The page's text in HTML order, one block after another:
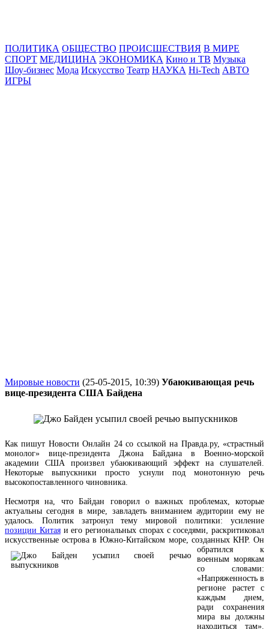
ПОЛИТИКА ОБЩЕСТВО ПРОИСШЕСТВИЯ В МИРЕ
СПОРТ МЕДИЦИНА ЭКОНОМИКА Кино и ТВ Музыка
Шоу-бизнес Мода Искусство Театр НАУКА Hi-Tech АВТО
ИГРЫ
Мировые новости (25-05-2015, 10:39) Убаюкивающая речь
вице-президента США Байдена
Как пишут Новости Онлайн 24 со ссылкой на Правда.ру, «страстный
монолог» вице-президента Джона Байдана в Военно-морской
академии США произвел убаюкивающий эффект на слушателей.
Некоторые выпускники просто уснули под монотонную речь
высокопоставленного чиновника.
Несмотря на, что Байдан говорил о важных проблемах, которые
актуальны сегодня в мире, завладеть вниманием аудитории ему не
удалось. Политик затронул тему мировой политики: усиление
позиции Китаяи его региональных спорах с соседями, раскритиковал
искусственные острова в Южно-Китайском море, созданных КНР. Он
обратился к
военным морякам
со словами:
«Напряженность в
регионе растет с
каждым днем,
ради сохранения
мира вы должны
находиться там».